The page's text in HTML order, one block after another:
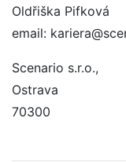
Oldřiška Pifková
email:
Scenario s.r.o.,
Ostrava
70300